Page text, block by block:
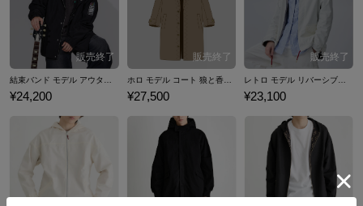
¥24,200 ¥27,500 ¥23,100